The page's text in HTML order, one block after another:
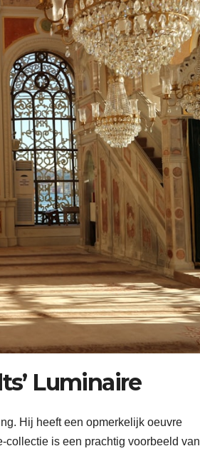
Luminaire
Hij heeft een opmerkelijk oeuvre
is een prachtig voorbeeld van